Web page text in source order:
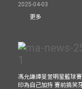
2025-04-03
更多
馮允謙譚旻萱明星籃球
印為自己加持 賽前搞笑